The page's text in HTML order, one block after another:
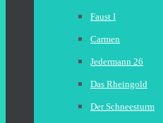
Faust I
Carmen
Jedermann 26
Das Rheingold
Der Schneesturm